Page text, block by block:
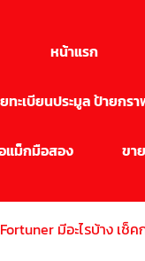
หน้าแรก
ทะเบียนประมูล ป้ายกร
แม็กมือสอง ขา
มีอะไรบ้าง เช็